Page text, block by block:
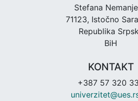
Stefana
71123, Istočno
Republika
BiH
KONTAKT
+387 57 320